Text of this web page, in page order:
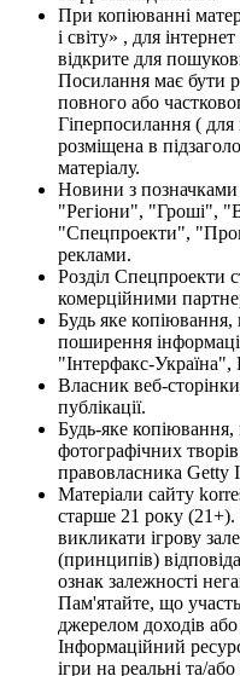
При копіюванні
і світу» , для
відкрите для
Посилання має бути
повного або
Гіперпосилання (
розміщена в
матеріалу.
Новини з
"Регіони", "Гроші",
"Спецпроекти",
реклами.
Розділ Спецпроекти
комерційними
Будь яке копіювання,
поширення
"Інтерфакс-Україна",
Власник веб-
публікації.
Будь-яке копіювання,
фотографічних творів
правовласника Getty
Матеріали сайту
старше 21 року (21+).
викликати ігрову
(принципів)
ознак залежності
Пам'ятайте, що
джерелом доходів
Інформаційний
ігри на реальні та/